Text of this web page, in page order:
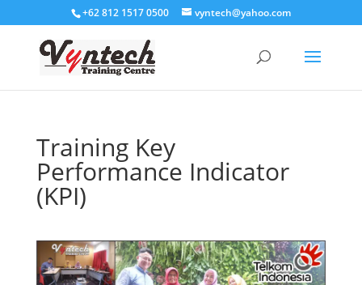
+62 812 1517 0500 vyntech@yahoo.com
Training Key
Performance Indicator
(KPI)